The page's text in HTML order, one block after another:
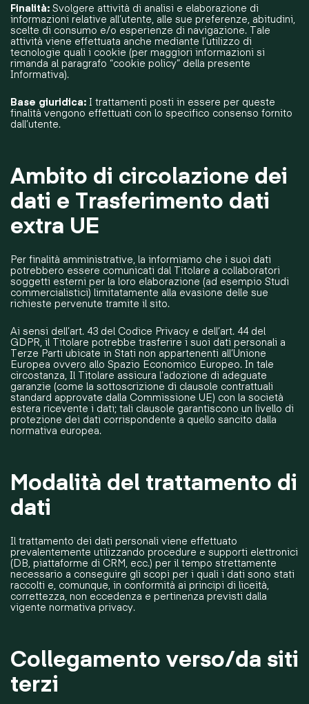
Finalità: Svolgere attività di analisi e elaborazione di
informazioni relative all’utente, alle sue preferenze, abitudini,
scelte di consumo e/o esperienze di navigazione. Tale
attività viene effettuata anche mediante l’utilizzo di
tecnologie quali i cookie (per maggiori informazioni si
rimanda al paragrafo “cookie policy” della presente
Informativa).
Base giuridica: I trattamenti posti in essere per queste
finalità vengono effettuati con lo specifico consenso fornito
dall’utente.
Ambito di circolazione dei
dati e Trasferimento dati
extra UE
Per finalità amministrative, la informiamo che i suoi dati
potrebbero essere comunicati dal Titolare a collaboratori
soggetti esterni per la loro elaborazione (ad esempio Studi
commercialistici) limitatamente alla evasione delle sue
richieste pervenute tramite il sito.
Ai sensi dell’art. 43 del Codice Privacy e dell’art. 44 del
GDPR, il Titolare potrebbe trasferire i suoi dati personali a
Terze Parti ubicate in Stati non appartenenti all’Unione
Europea ovvero allo Spazio Economico Europeo. In tale
circostanza, Il Titolare assicura l’adozione di adeguate
garanzie (come la sottoscrizione di clausole contrattuali
standard approvate dalla Commissione UE) con la società
estera ricevente i dati; tali clausole garantiscono un livello di
protezione dei dati corrispondente a quello sancito dalla
normativa europea.
Modalità del trattamento di
dati
Il trattamento dei dati personali viene effettuato
prevalentemente utilizzando procedure e supporti elettronici
(DB, piattaforme di CRM, ecc.) per il tempo strettamente
necessario a conseguire gli scopi per i quali i dati sono stati
raccolti e, comunque, in conformità ai principi di liceità,
correttezza, non eccedenza e pertinenza previsti dalla
vigente normativa privacy.
Collegamento verso/da siti
terzi